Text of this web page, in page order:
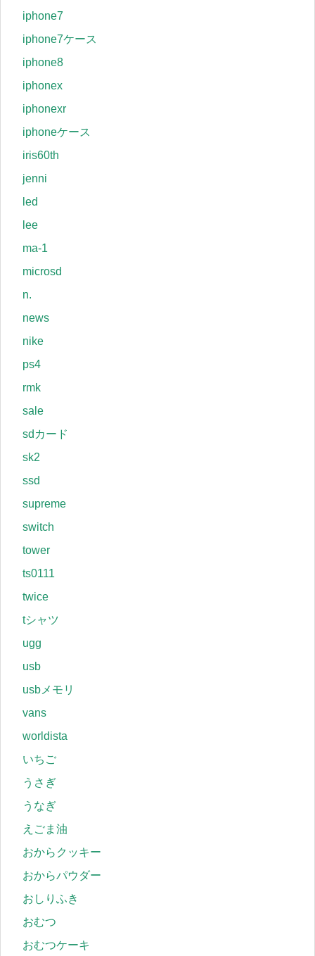
iphone7
iphone7ケース
iphone8
iphonex
iphonexr
iphoneケース
iris60th
jenni
led
lee
ma-1
microsd
n.
news
nike
ps4
rmk
sale
sdカード
sk2
ssd
supreme
switch
tower
ts0111
twice
tシャツ
ugg
usb
usbメモリ
vans
worldista
いちご
うさぎ
うなぎ
えごま油
おからクッキー
おからパウダー
おしりふき
おむつ
おむつケーキ